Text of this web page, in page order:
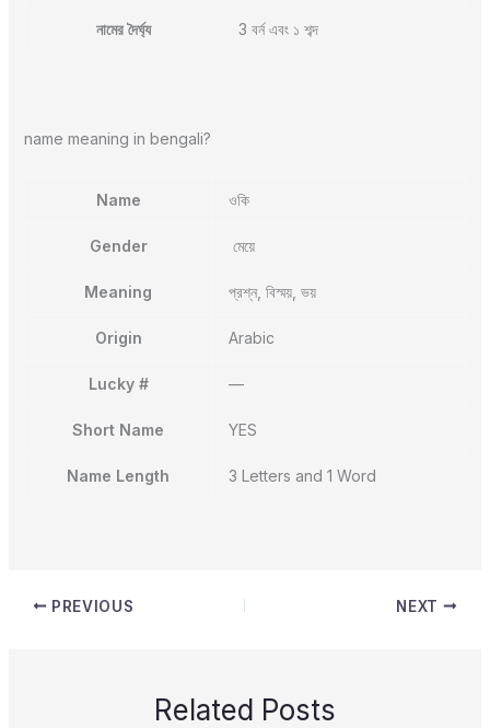
নামের দৈর্ঘ্য 3 বর্ন এবং ১ শব্দ
name meaning in bengali?
Name ওকি
Gender মেয়ে
Meaning প্রশ্ন, বিস্ময়, ভয়
Origin Arabic
Lucky # —
Short Name YES
Name Length 3 Letters and 1 Word
PREVIOUS NEXT
Related Posts